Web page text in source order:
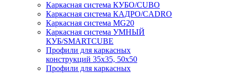
Каркасная система КУБО/CUBO
Каркасная система КАДРО/CADRO
Каркасная система MG20
Каркасная система УМНЫЙ
КУБ/SMARTCUBE
Профили для каркасных
конструкций 35x35, 50x50
Профили для каркасных